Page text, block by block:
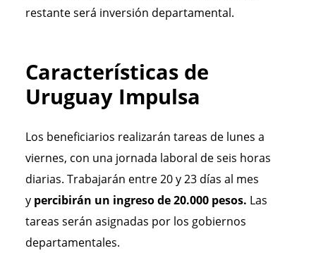
restante será inversión departamental.
Características de
Uruguay Impulsa
Los beneficiarios realizarán tareas de lunes a
viernes, con una jornada laboral de seis horas
diarias. Trabajarán entre 20 y 23 días al mes
y percibirán un ingreso de 20.000 pesos. Las
tareas serán asignadas por los gobiernos
departamentales.